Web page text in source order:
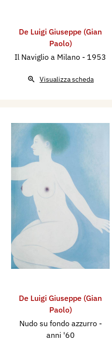
De Luigi Giuseppe (Gian
Paolo)
Il Naviglio a Milano - 1953
Visualizza scheda
De Luigi Giuseppe (Gian
Paolo)
Nudo su fondo azzurro -
anni '60